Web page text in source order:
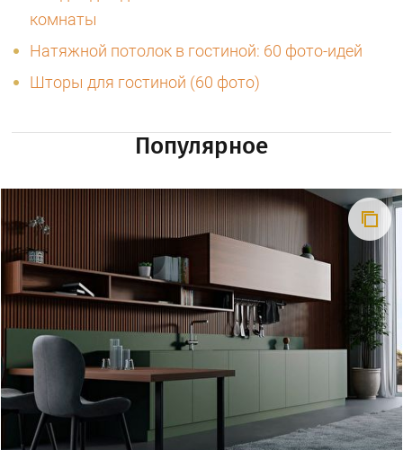
комнаты
Натяжной потолок в гостиной: 60 фото-идей
Шторы для гостиной (60 фото)
Популярное